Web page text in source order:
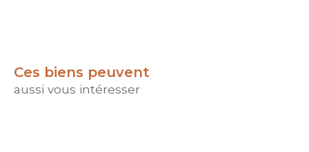
Ces biens peuvent
aussi vous intéresser